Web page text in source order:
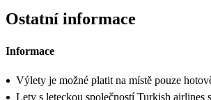
Ostatní informace
Informace
Výlety je možné platit na místě pouze
Lety s leteckou společností Turkish